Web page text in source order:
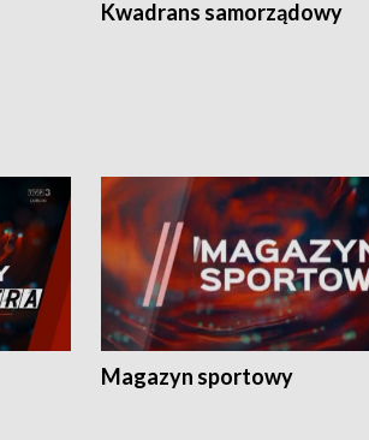
Kwadrans samorządowy
Magazyn sportowy